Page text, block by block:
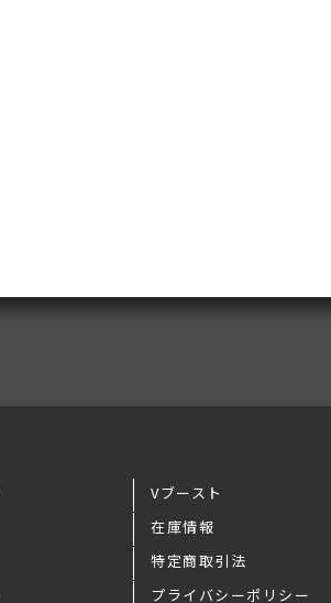
Vブースト
在庫情報
特定商取引法
プライバシーポリシー